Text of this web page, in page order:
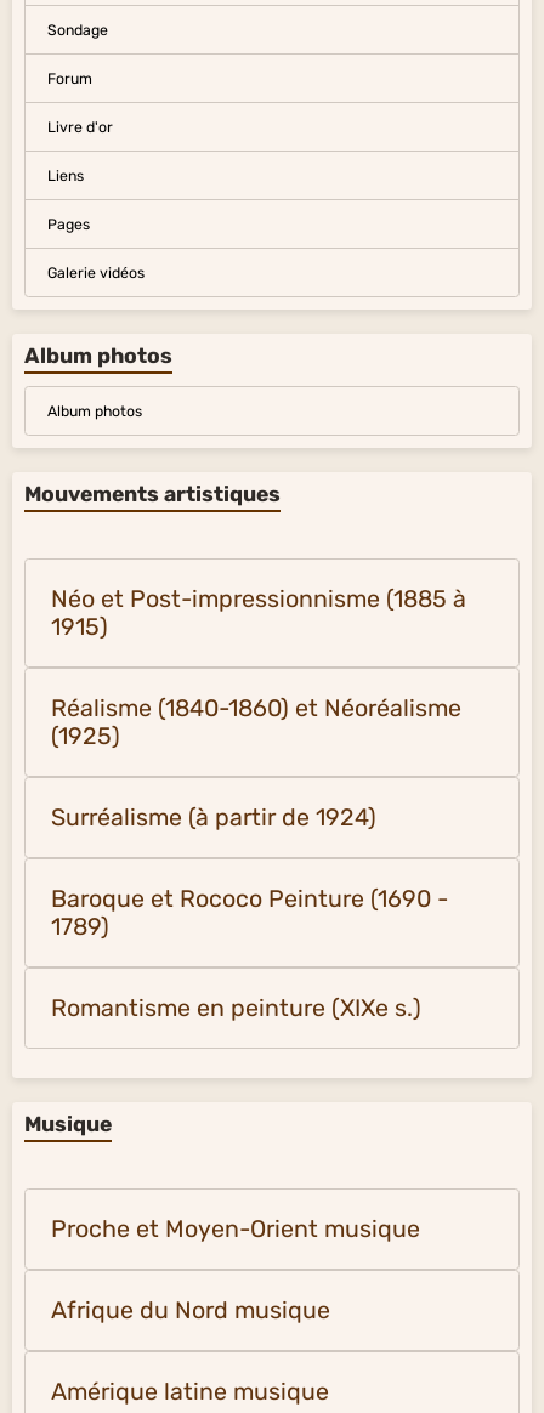
Sondage
Forum
Livre d'or
Liens
Pages
Galerie vidéos
Album photos
Album photos
Mouvements artistiques
Néo et Post-impressionnisme (1885 à
1915)
Réalisme (1840-1860) et Néoréalisme
(1925)
Surréalisme (à partir de 1924)
Baroque et Rococo Peinture (1690 -
1789)
Romantisme en peinture (XIXe s.)
Musique
Proche et Moyen-Orient musique
Afrique du Nord musique
Amérique latine musique